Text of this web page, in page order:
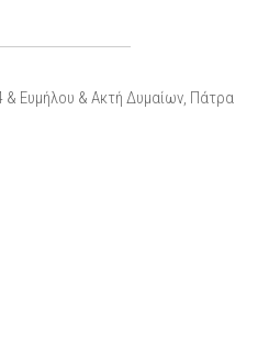
& Ευμήλου & Ακτή Δυμαίων, Πάτρα